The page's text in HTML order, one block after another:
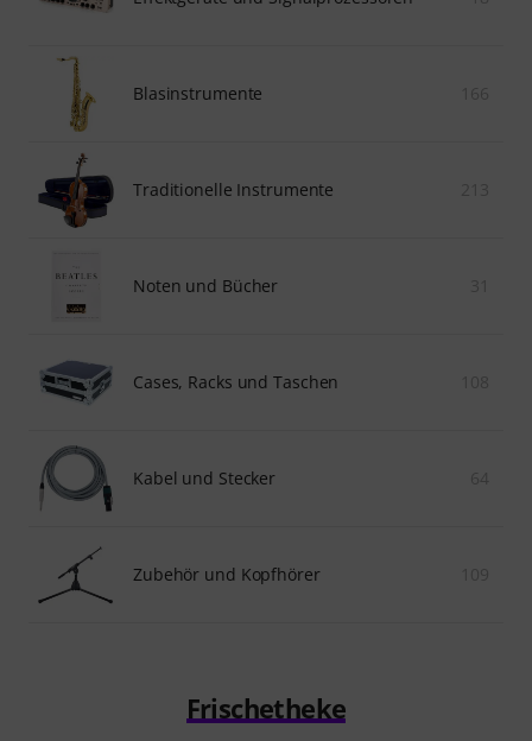
Blasinstrumente
Traditionelle Instrumente
Noten und Bücher
Cases, Racks und Taschen
Kabel und Stecker
Zubehör und Kopfhörer
Frischetheke